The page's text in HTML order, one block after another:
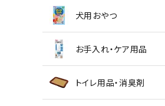
犬用おやつ
お手入れ・ケア用品
トイレ用品・消臭剤